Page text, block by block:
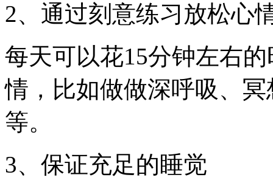
2、通过刻意练习放松心
每天可以花15分钟左右
情，比如做做深呼吸、
等。
3、保证充足的睡觉